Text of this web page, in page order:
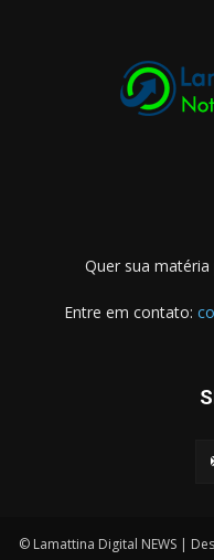
Quer sua
Entre em contato:
© Lamattina Digital NEWS |